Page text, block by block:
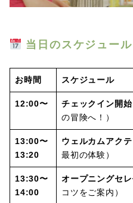
当日のスケジュー
お時間 スケジュール
12:00〜 チェックイン開始
の冒険へ！）
13:00〜
13:20
ウェルカムアク
最初の体験）
13:30〜
14:00
オープニングセ
コツをご案内）